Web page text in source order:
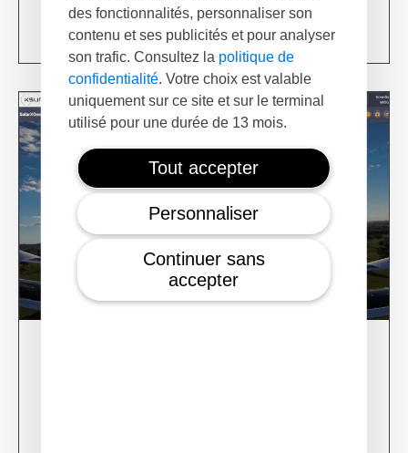
des fonctionnalités, personnaliser son
contenu et ses publicités et pour analyser
son trafic. Consultez la politique de
confidentialité. Votre choix est valable
uniquement sur ce site et sur le terminal
utilisé pour une durée de 13 mois.
Tout accepter
Personnaliser
Continuer sans
accepter
Learn more